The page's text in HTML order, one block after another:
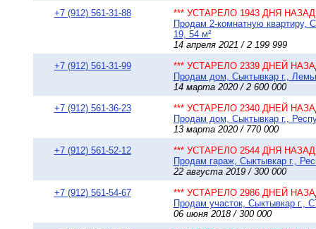
+7 (912) 561-31-88
*** УСТАРЕЛО 1943 ДНЯ НАЗАД
Продам 2-комнатную квартиру,
19, 54 м²
14 апреля 2021 / 2 199 999
+7 (912) 561-31-99
*** УСТАРЕЛО 2339 ДНЕЙ
Продам дом, Сыктывкар г.,
14 марта 2020 / 2 600 000
+7 (912) 561-36-23
*** УСТАРЕЛО 2340 ДНЕЙ
Продам дом, Сыктывкар г.,
13 марта 2020 / 770 000
+7 (912) 561-52-12
*** УСТАРЕЛО 2544 ДНЯ НАЗАД
Продам гараж, Сыктывкар г.,
22 августа 2019 / 300 000
+7 (912) 561-54-67
*** УСТАРЕЛО 2986 ДНЕЙ
Продам участок, Сыктывкар г.,
06 июня 2018 / 300 000